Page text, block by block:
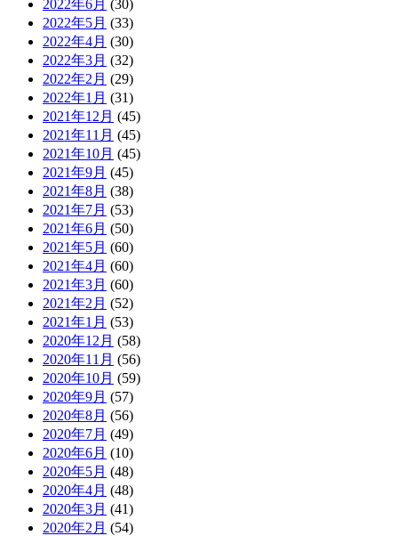
2022年6月 (30)
2022年5月 (33)
2022年4月 (30)
2022年3月 (32)
2022年2月 (29)
2022年1月 (31)
2021年12月 (45)
2021年11月 (45)
2021年10月 (45)
2021年9月 (45)
2021年8月 (38)
2021年7月 (53)
2021年6月 (50)
2021年5月 (60)
2021年4月 (60)
2021年3月 (60)
2021年2月 (52)
2021年1月 (53)
2020年12月 (58)
2020年11月 (56)
2020年10月 (59)
2020年9月 (57)
2020年8月 (56)
2020年7月 (49)
2020年6月 (10)
2020年5月 (48)
2020年4月 (48)
2020年3月 (41)
2020年2月 (54)